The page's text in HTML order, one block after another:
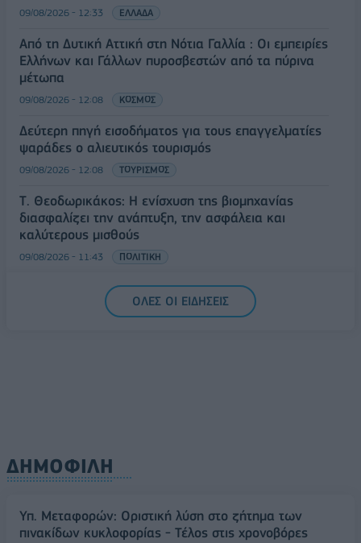
09/08/2026 - 12:33 ΕΛΛΑΔΑ
Από τη Δυτική Αττική στη Νότια Γαλλία : Οι εμπειρίες
Ελλήνων και Γάλλων πυροσβεστών από τα πύρινα
μέτωπα
09/08/2026 - 12:08 ΚΟΣΜΟΣ
Δεύτερη πηγή εισοδήματος για τους επαγγελματίες
ψαράδες ο αλιευτικός τουρισμός
09/08/2026 - 12:08 ΤΟΥΡΙΣΜΟΣ
Τ. Θεοδωρικάκος: Η ενίσχυση της βιομηχανίας
διασφαλίζει την ανάπτυξη, την ασφάλεια και
καλύτερους μισθούς
09/08/2026 - 11:43 ΠΟΛΙΤΙΚΗ
Υπ. Μεταφορών: Οριστική λύση στο ζήτημα των
πινακίδων κυκλοφορίας - Τέλος στις χρονοβόρες
ΟΛΕΣ ΟΙ ΕΙΔΗΣΕΙΣ
ΔΗΜΟΦΙΛΗ
Υπ. Μεταφορών: Οριστική λύση στο ζήτημα των
πινακίδων κυκλοφορίας - Τέλος στις χρονοβόρες